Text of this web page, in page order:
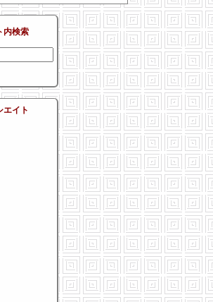
内検索
イト